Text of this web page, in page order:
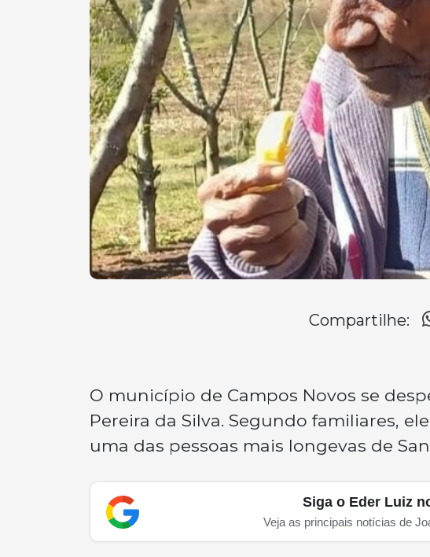
Compartilhe:
O município de Campos Novos se
Pereira da Silva. Segundo familiares,
uma das pessoas mais longevas de
Siga o Eder Luiz
Veja as principais notícias de